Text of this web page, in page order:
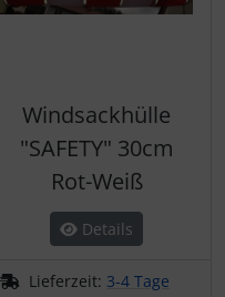
Windsackhülle
"SAFETY" 30cm
Rot-Weiß
Details
Lieferzeit: 3-4 Tage